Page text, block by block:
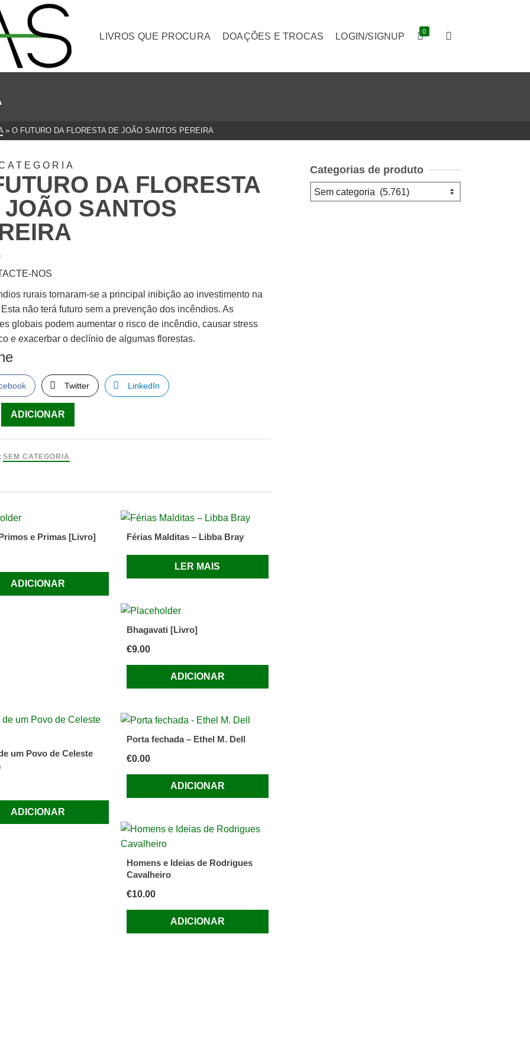
LIVROS QUE PROCURA DOAÇÕES E TROCAS LOGIN/SIGNUP 0
» O FUTURO DA FLORESTA DE JOÃO SANTOS PEREIRA
DA FLORESTA
JOÃO SANTOS
NOS
rurais tornaram-se a principal inibição ao investimento na
não terá futuro sem a prevenção dos incêndios. As
globais podem aumentar o risco de incêndio, causar stress
e exacerbar o declínio de algumas florestas.
Twitter LinkedIn
ADICIONAR
SEM CATEGORIA
e Primas [Livro]
ADICIONAR
Férias Malditas – Libba Bray
LER MAIS
Bhagavati [Livro]
€9.00
ADICIONAR
um Povo de Celeste
ADICIONAR
Porta fechada – Ethel M. Dell
€0.00
ADICIONAR
Homens e Ideias de Rodrigues
Cavalheiro
€10.00
ADICIONAR
Categorias de produto